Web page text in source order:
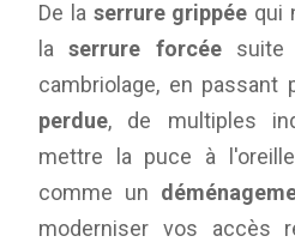
De la serrure grippée qui
laserrure forcéesuite
cambriolage, en passant
perdue, de multiples
mettre la puce à
comme un
moderniser vos accès